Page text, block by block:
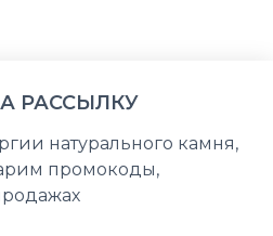
РАССЫЛКУ
натурального камня,
промокоды,